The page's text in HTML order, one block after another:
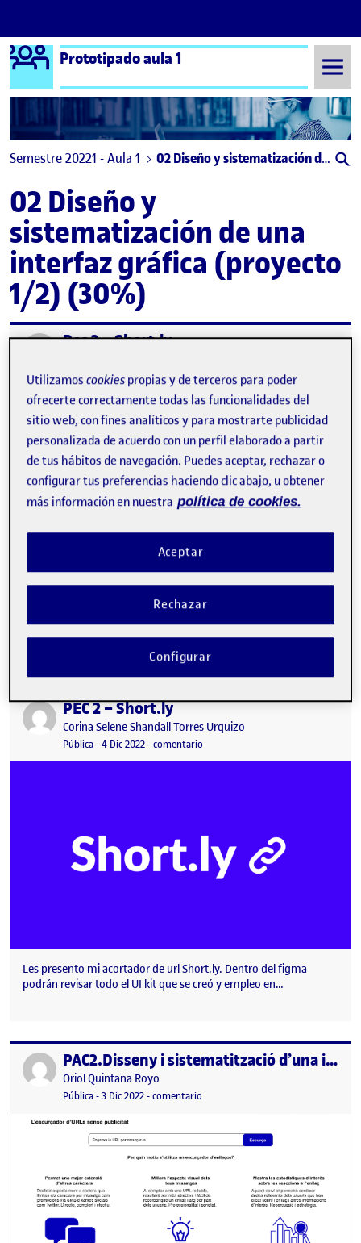
Saltar al contenido
Logo Ágora
Prototipado aula 1
Semestre 20221 - Aula 1 02 Diseño y sistematización de una interfaz gráfica (proyecto 1/2) (30%)
02 Diseño y
sistematización de una
interfaz gráfica (proyecto
1/2) (30%)
Publicado porPec 2 – Short.ly
Visibilidad:
Pública-Fecha de publicación
4 Dic 20224 diciembre, 2022 9:34 pm
-comentarioen Pec 2 – Short.ly
Hola, La Pec 2 consistía en desarrollar un prototipo para una
Publicado porPEC 2 – Short.ly
Publicado por
Corina Selene Shandall Torres Urquizo
Visibilidad:
Pública-Fecha de publicación
4 Dic 20224 diciembre, 2022 5:17 pm
-comentario
Les presento mi acortador de url Short.ly. Dentro del figma
podrán revisar todo el UI kit que se creó y empleo en…
Publicado por PAC2.Disseny i sistematització d’una interfície gràfica – Oriol Quintana Royo
Publicado por
Oriol Quintana Royo
Visibilidad:
Pública-Fecha de publicación
3 Dic 20223 diciembre, 2022 11:11 am
-comentario
Utilizamoscookies propias y de terceros para poder
ofrecerte correctamente todas las funcionalidades del
sitio web, con fines analíticos y para mostrarte publicidad
personalizada de acuerdo con un perfil elaborado a partir
de tus hábitos de navegación. Puedes aceptar, rechazar o
configurar tus preferencias haciendo clic abajo, u obtener
más información en nuestra política de cookies.
Rechazar
Aceptar
Configurar